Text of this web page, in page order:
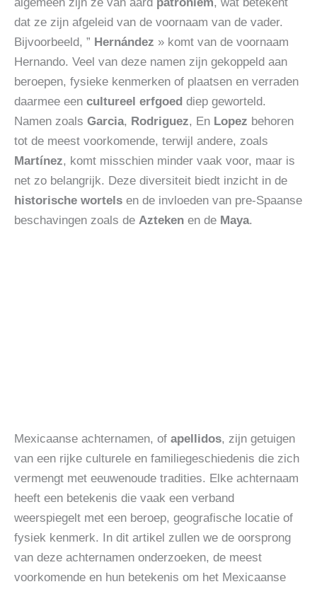
dat ze zijn afgeleid van de voornaam van de vader.
Bijvoorbeeld, ” Hernández » komt van de voornaam
Hernando. Veel van deze namen zijn gekoppeld aan
beroepen, fysieke kenmerken of plaatsen en verraden
daarmee een cultureel erfgoed diep geworteld.
Namen zoals Garcia, Rodriguez, En Lopez behoren
tot de meest voorkomende, terwijl andere, zoals
Martínez, komt misschien minder vaak voor, maar is
net zo belangrijk. Deze diversiteit biedt inzicht in de
historische wortels en de invloeden van pre-Spaanse
beschavingen zoals de Azteken en de Maya.
Mexicaanse achternamen, of apellidos, zijn getuigen
van een rijke culturele en familiegeschiedenis die zich
vermengt met eeuwenoude tradities. Elke achternaam
heeft een betekenis die vaak een verband
weerspiegelt met een beroep, geografische locatie of
fysiek kenmerk. In dit artikel zullen we de oorsprong
van deze achternamen onderzoeken, de meest
voorkomende en hun betekenis om het Mexicaanse